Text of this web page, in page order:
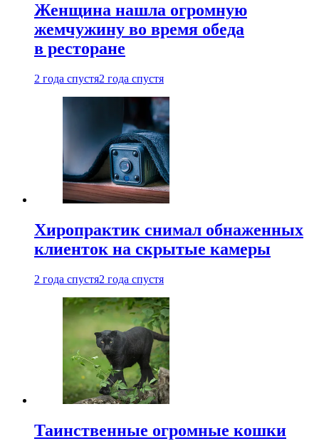
Женщина нашла огромную
жемчужину во время обеда
в ресторане
2 года спустя2 года спустя
Хиропрактик снимал обнаженных
клиенток на скрытые камеры
2 года спустя2 года спустя
Таинственные огромные кошки